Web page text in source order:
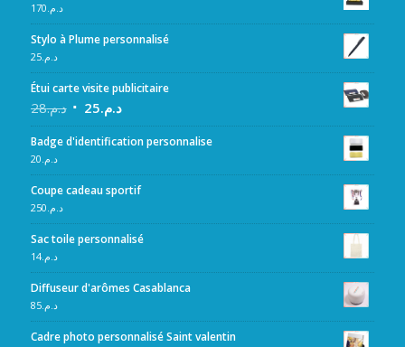
د.م.170
Stylo à Plume personnalisé
د.م.25
Étui carte visite publicitaire
د.م.28 د.م.25
Badge d'identification personnalise
د.م.20
Coupe cadeau sportif
د.م.250
Sac toile personnalisé
د.م.14
Diffuseur d'arômes Casablanca
د.م.85
Cadre photo personnalisé Saint valentin